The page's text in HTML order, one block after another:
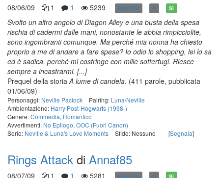
08/06/09 1 1 5239 Post-DH G Sì
Svolto un altro angolo di Diagon Alley e una busta della spesa
rischia di cadermi dalle mani, nonostante le abbia rimpicciolite,
sono ingombranti comunque. Ma perché mia nonna ha chiesto
proprio a me di andare a fare spese? Io odio lo shopping, lei lo sa
ed è sadica, perché mi costringe con mille sotterfugi. Riesce
sempre a incastrarmi. [...]
Prequel della storiaA lume di candela. (411 parole, pubblicata
01/06/09)
Personaggi: Neville Paciock Pairing: Luna/Neville
Ambientazione: Harry Post-Hogwarts (1998-)
Genere:Commedia, Romantico
Avvertimenti: No Epilogo, OOC (Fuori Canon)
Serie: Neville & Luna's Love Moments Sfide: Nessuno [Segnala]
Rings Attack di Annaf85
08/07/09 1 1 5281 Post-DH G Sì